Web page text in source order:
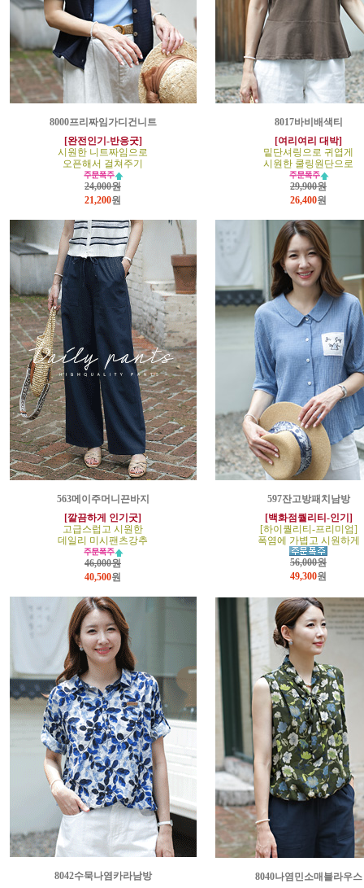
8000프리짜임가디건니트
[완전인기-반응굿]
시원한 니트짜임으로
오픈해서 걸쳐주기
24,000원
21,200원
8017바비배색티
[여리여리 대박]
밑단셔링으로 귀엽게
시원한 쿨링원단으로
29,900원
26,400원
563메이주머니끈바지
[깔끔하게 인기굿]
고급스럽고 시원한
데일리 미시팬츠강추
46,000원
40,500원
597잔고방패치남방
[백화점퀄리티-인기]
[하이퀄리티-프리미엄]
폭염에 가볍고 시원하게
56,000원
49,300원
8042수묵나염카라남방
8040나염민소매블라우스